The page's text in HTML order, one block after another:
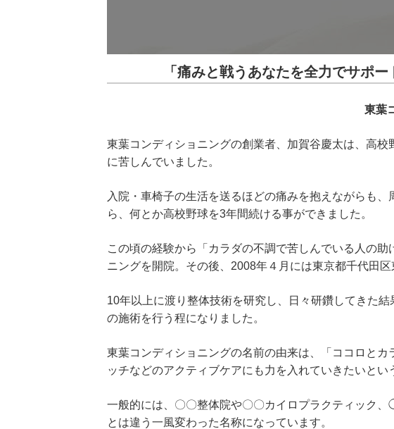
「痛みと戦うあなたを全力でサポ
東葉
東葉コンディショニングの創業者、加賀谷慶太は、高
に苦しんでいました。
入院・車椅子の生活を送るほどの痛みを抱えながらも
ら、何とか高校野球を3年間続ける事ができました。
この頃の経験から「カラダの不調で苦しんでいる人の
ニングを開院。その後、2008年４月には東京都千代田区
10年以上に渡り整体技術を研究し、日々研鑽してきた
の施術を行う程になりました。
東葉コンディショニングの名前の由来は、「ココロと
ッチなどのアクティブケアにも力を入れていきたいと
一般的には、〇〇整体院や〇〇カイロプラクティック
とは違う一風変わった名称になっています。